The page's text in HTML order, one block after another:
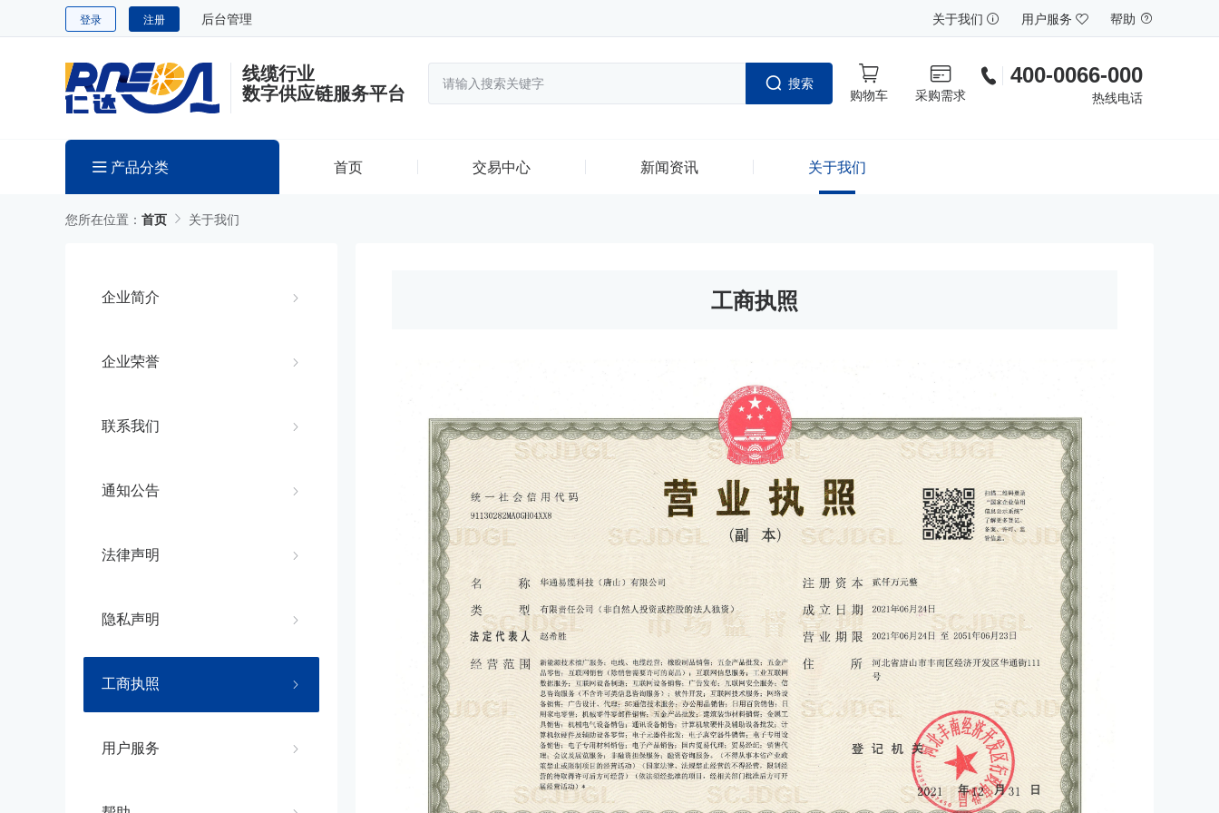
登录 注册 后台管理 关于我们 用户服务 帮助
线缆行业
数字供应链服务平台 搜索
购物车 采购需求
400-0066-000
热线电话
产品分类 首页 交易中心 新闻资讯 关于我们
您所在位置： 首页 关于我们
企业简介
企业荣誉
联系我们
通知公告
法律声明
隐私声明
工商执照
用户服务
工商执照